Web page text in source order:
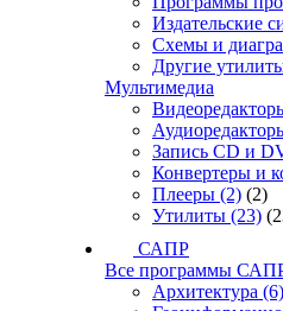
Издательские
Схемы и
Другие
Мультимедиа
Запись CD и
Конвертеры и
Плееры (2) (2)
Утилиты (23)
САПР
Все программы
Архитектура (6)